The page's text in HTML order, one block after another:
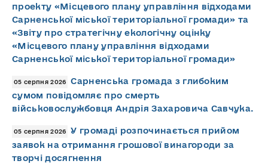
проекту «Місцевого плану управління відходами
Сарненської міської територіальної громади» та
«Звіту про стратегічну екологічну оцінку
«Місцевого плану управління відходами
Сарненської міської територіальної громади»
05 серпня 2026
Сарненська громада з глибоким
сумом повідомляє про смерть
військовослужбовця Андрія Захаровича Савчука.
05 серпня 2026
У громаді розпочинається прийом
заявок на отримання грошової винагороди за
творчі досягнення